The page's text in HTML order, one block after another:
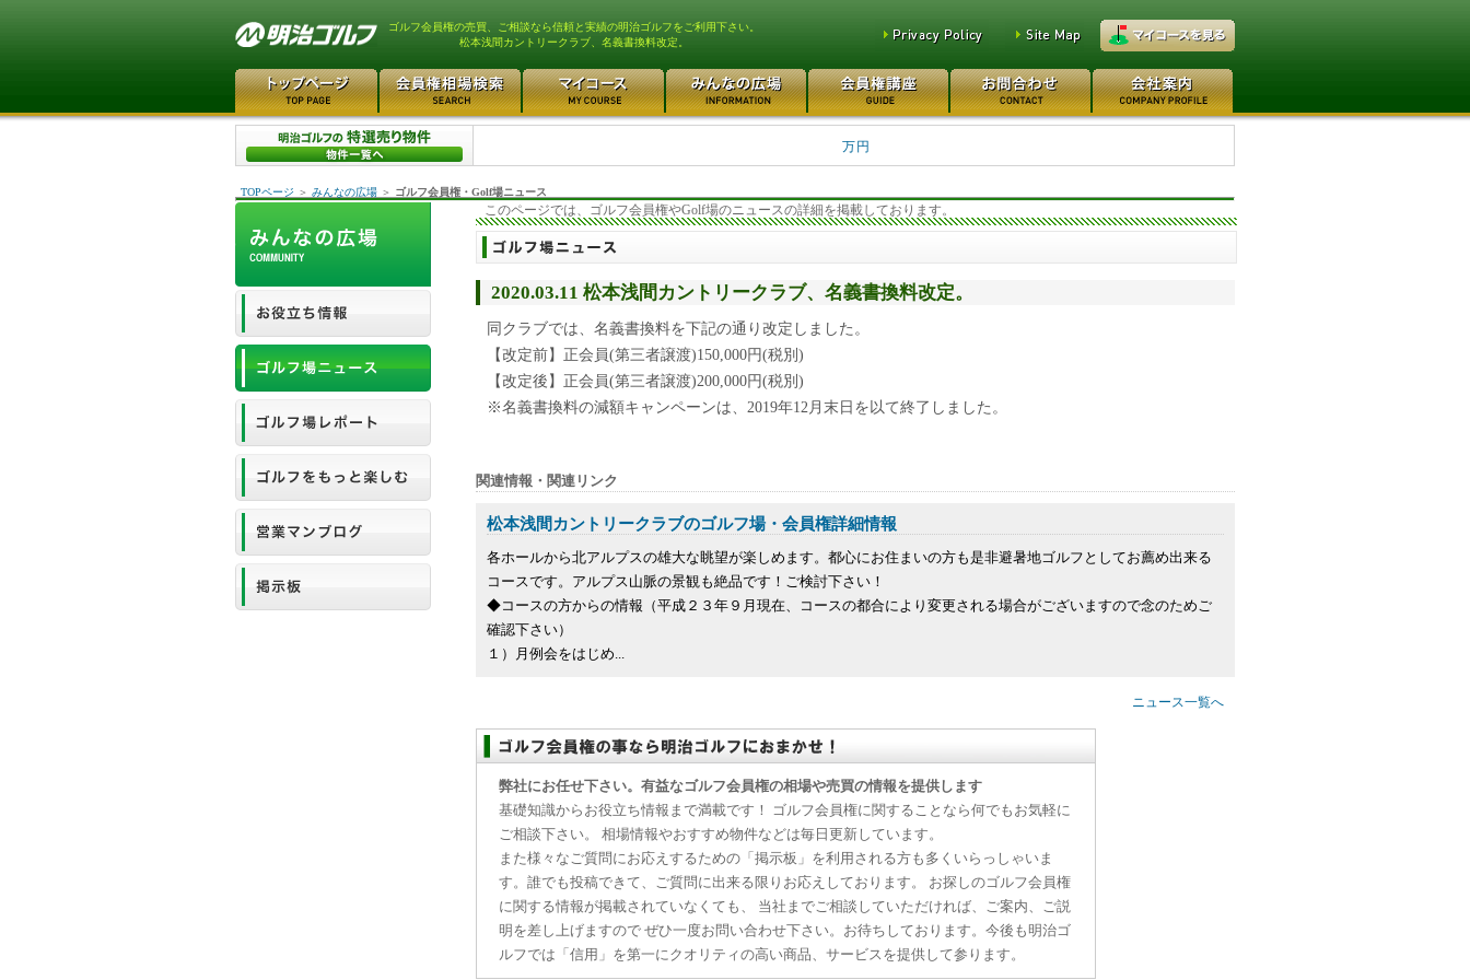
ゴルフ会員権の売買、ご相談なら信頼と実績の明治ゴルフをご利用下さい。
松本浅間カントリークラブ、名義書換料改定。
平塚富士見カントリークラ... 700万円 都留カントリー倶楽部 55万円
レイクウッドゴルフクラブ
3400万円
さいたま梨花カントリーク... 20万円
万円
TOPページ ＞ みんなの広場 ＞ ゴルフ会員権・Golf場ニュース
このページでは、ゴルフ会員権やGolf場のニュースの詳細を掲載しております。
2020.03.11 松本浅間カントリークラブ、名義書換料改定。
同クラブでは、名義書換料を下記の通り改定しました。
【改定前】正会員(第三者譲渡)150,000円(税別)
【改定後】正会員(第三者譲渡)200,000円(税別)
※名義書換料の減額キャンペーンは、2019年12月末日を以て終了しました。
関連情報・関連リンク
松本浅間カントリークラブのゴルフ場・会員権詳細情報
各ホールから北アルプスの雄大な眺望が楽しめます。都心にお住まいの方も是非避暑地ゴルフとしてお薦め出来る
コースです。アルプス山脈の景観も絶品です！ご検討下さい！
◆コースの方からの情報（平成２３年９月現在、コースの都合により変更される場合がございますので念のためご
確認下さい）
１）月例会をはじめ...
ニュース一覧へ
弊社にお任せ下さい。有益なゴルフ会員権の相場や売買の情報を提供します
基礎知識からお役立ち情報まで満載です！ ゴルフ会員権に関することなら何でもお気軽に
ご相談下さい。 相場情報やおすすめ物件などは毎日更新しています。
また様々なご質問にお応えするための「掲示板」を利用される方も多くいらっしゃいま
す。誰でも投稿できて、ご質問に出来る限りお応えしております。 お探しのゴルフ会員権
に関する情報が掲載されていなくても、 当社までご相談していただければ、ご案内、ご説
明を差し上げますので ぜひ一度お問い合わせ下さい。お待ちしております。今後も明治ゴ
ルフでは「信用」を第一にクオリティの高い商品、サービスを提供して参ります。